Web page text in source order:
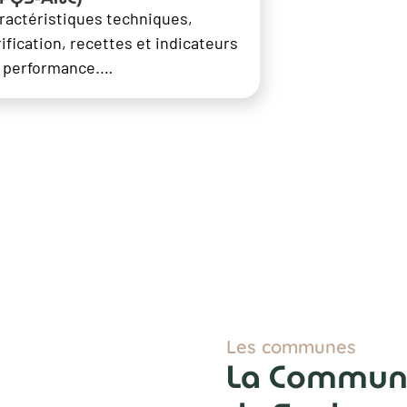
techniques,
recettes et indicateurs
performance.…
Les communes
La